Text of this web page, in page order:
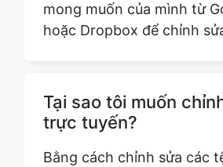
Tại sao tôi muốn
tuyến, bạn có thể thêm
riêng mình vào các bản
nhạc chuông của riêng